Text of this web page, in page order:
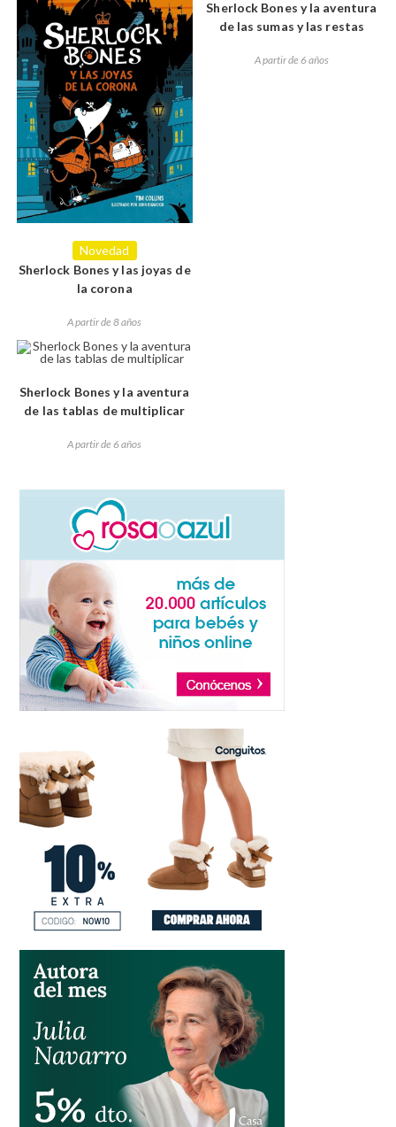
Novedad
Sherlock Bones y las joyas de
la corona
A partir de 8 años
Sherlock Bones y la aventura
de las sumas y las restas
A partir de 6 años
Sherlock Bones y la aventura
de las tablas de multiplicar
A partir de 6 años